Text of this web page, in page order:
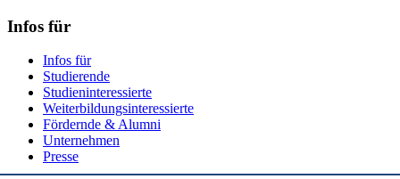
Infos für
Infos für
Studierende
Studieninteressierte
Weiterbildungsinteressierte
Fördernde & Alumni
Unternehmen
Presse